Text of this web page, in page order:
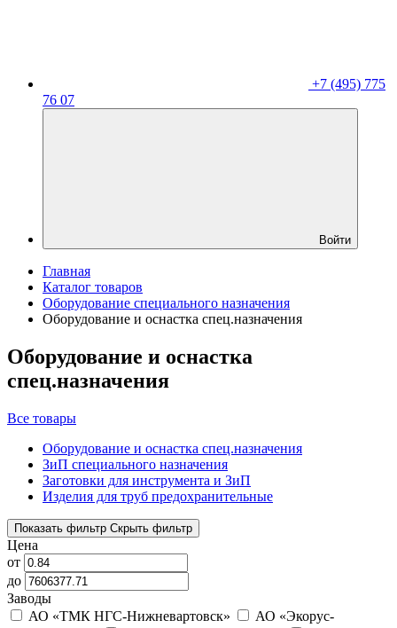
+7 (495) 775
76 07
Войти
Главная
Каталог товаров
Оборудование специального назначения
Оборудование и оснастка спец.назначения
Оборудование и оснастка
спец.назначения
Все товары
Оборудование и оснастка спец.назначения
ЗиП специального назначения
Заготовки для инструмента и ЗиП
Изделия для труб предохранительные
Показать фильтр Скрыть фильтр
Цена
от
до
Заводы
АО «ТМК НГС-Нижневартовск»
АО «Экорус-